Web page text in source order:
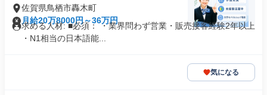
佐賀県鳥栖市轟木町
月給20万8000円～36万円
求める人材: ■必須： ・業界問わず営業・販売接客経験2年以上
・N1相当の日本語能...
気になる